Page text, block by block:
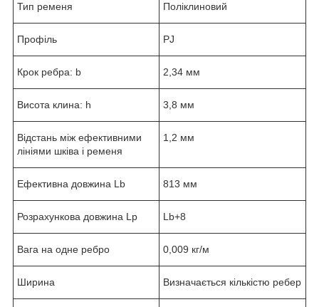
Тип ременя Поліклиновий
Профіль PJ
Крок ребра: b 2,34 мм
Висота клина: h 3,8 мм
Відстань між ефективними
лініями шківа і ременя
1,2 мм
Ефективна довжина Lb 813 мм
Розрахункова довжина Lp Lb+8
Вага на одне ребро 0,009 кг/м
Ширина Визначається кількістю ребер